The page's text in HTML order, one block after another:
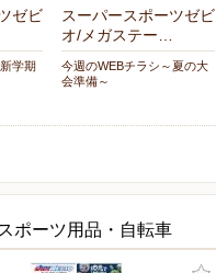
ゼビ
学期
スーパースポーツゼビ
オ/メガステー…
今週のWEBチラシ～夏の大
会準備～
ポーツ用品・自転車